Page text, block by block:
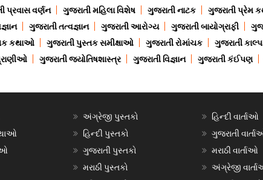
પ્રવાસ વર્ણન ગુજરાતી મહિલા વિશેષ ગુજરાતી નાટક ગુજરાતી પ્રેમ
ગુજરાતી તત્વજ્ઞાન ગુજરાતી આરોગ્ય ગુજરાતી બાયોગ્રાફી
કથાઓ ગુજરાતી પુસ્તક સમીક્ષાઓ ગુજરાતી રોમાંચક ગુજરાતી
ગુજરાતી જ્યોતિષશાસ્ત્ર ગુજરાતી વિજ્ઞાન ગુજરાતી કંઈપણ
અંગ્રેજી પુસ્તકો
હિન્દી પુસ્તકો
ગુજરાતી પુસ્તકો
મરાઠી પુસ્તકો
હિન્દી વાર્તાઓ
ગુજરાતી
મરાઠી વાર્તાઓ
અંગ્રેજી